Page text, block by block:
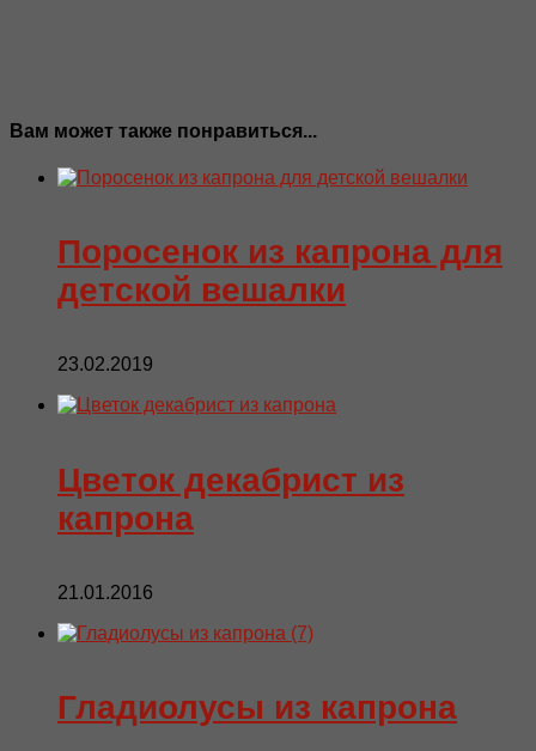
Вам может также понравиться...
Поросенок из капрона для
детской вешалки
23.02.2019
Цветок декабрист из
капрона
21.01.2016
Гладиолусы из капрона